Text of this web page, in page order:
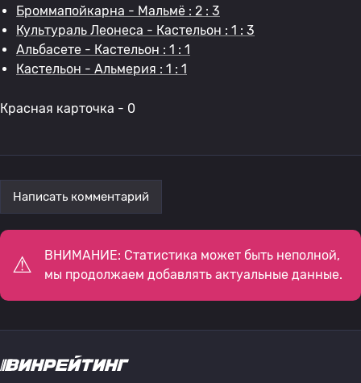
Броммапойкарна - Мальмё : 2 : 3
Культураль Леонеса - Кастельон : 1 : 3
Альбасете - Кастельон : 1 : 1
Кастельон - Альмерия : 1 : 1
Красная карточка - 0
Написать комментарий
ВНИМАНИЕ: Статистика может быть неполной,
мы продолжаем добавлять актуальные данные.